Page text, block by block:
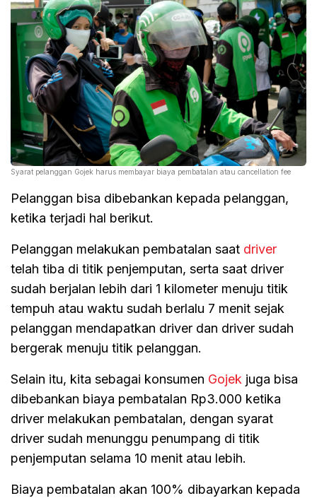
Syarat pelanggan Gojek harus membayar biaya pembatalan atau cancellation fee
Pelanggan bisa dibebankan kepada pelanggan,
ketika terjadi hal berikut.
Pelanggan melakukan pembatalan saat driver
telah tiba di titik penjemputan, serta saat driver
sudah berjalan lebih dari 1 kilometer menuju titik
tempuh atau waktu sudah berlalu 7 menit sejak
pelanggan mendapatkan driver dan driver sudah
bergerak menuju titik pelanggan.
Selain itu, kita sebagai konsumen Gojek juga bisa
dibebankan biaya pembatalan Rp3.000 ketika
driver melakukan pembatalan, dengan syarat
driver sudah menunggu penumpang di titik
penjemputan selama 10 menit atau lebih.
Biaya pembatalan akan 100% dibayarkan kepada